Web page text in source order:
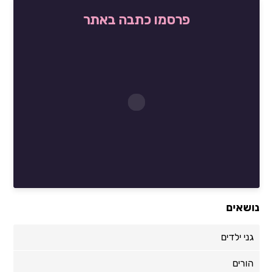
פרסמו כתבה באתר
נושאים
גני ילדים
הורים